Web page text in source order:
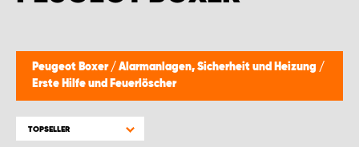
Peugeot Boxer / Alarmanlagen, Sicherheit und Heizung /
Erste Hilfe und Feuerlöscher
TOPSELLER
WORK SYSTEM GERA
WORK SYSTEM HAMBURG
WORK SYSTEM LUDWIGSHAFEN